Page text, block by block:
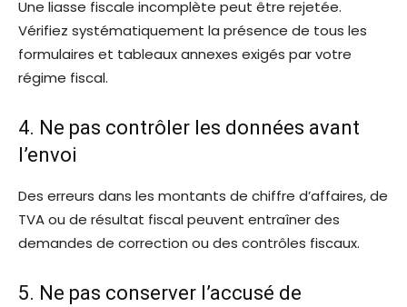
Une liasse fiscale incomplète peut être rejetée.
Vérifiez systématiquement la présence de tous les
formulaires et tableaux annexes exigés par votre
régime fiscal.
4. Ne pas contrôler les données avant
l’envoi
Des erreurs dans les montants de chiffre d’affaires, de
TVA ou de résultat fiscal peuvent entraîner des
demandes de correction ou des contrôles fiscaux.
5. Ne pas conserver l’accusé de